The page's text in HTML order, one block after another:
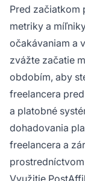
Pred začiatkom
metriky a
očakávaniam a
zvážte začatie
obdobím, aby
freelancera
a platobné
dohadovania
freelancera a
Využitie